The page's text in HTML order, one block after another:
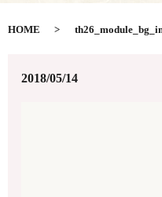
HOME
2018/05/14